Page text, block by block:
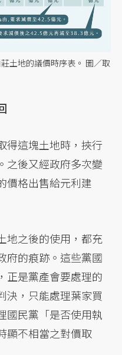
土地的議價時序表。 圖／取
得這塊土地時，挾行
之後又經政府多次變
價格出售給元利建
地之後的使用，都充
府的痕跡。這些黨國
正是黨產會要處理的
決，只能處理葉家買
國民黨「是否使用執
顯不相當之對價取